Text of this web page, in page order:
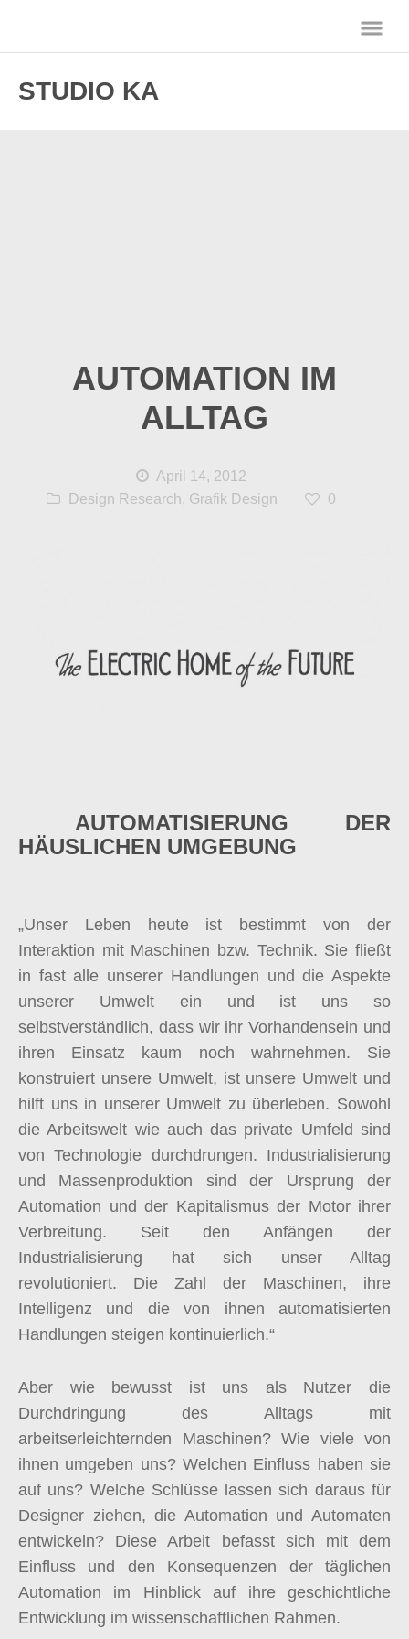
STUDIO KA
AUTOMATION IM
ALLTAG
April 14, 2012
Design Research, Grafik Design 0
AUTOMATISIERUNG DER
HÄUSLICHEN UMGEBUNG
„Unser Leben heute ist bestimmt von der
Interaktion mit Maschinen bzw. Technik. Sie fließt
in fast alle unserer Handlungen und die Aspekte
unserer Umwelt ein und ist uns so
selbstverständlich, dass wir ihr Vorhandensein und
ihren Einsatz kaum noch wahrnehmen. Sie
konstruiert unsere Umwelt, ist unsere Umwelt und
hilft uns in unserer Umwelt zu überleben. Sowohl
die Arbeitswelt wie auch das private Umfeld sind
von Technologie durchdrungen. Industrialisierung
und Massenproduktion sind der Ursprung der
Automation und der Kapitalismus der Motor ihrer
Verbreitung. Seit den Anfängen der
Industrialisierung hat sich unser Alltag
revolutioniert. Die Zahl der Maschinen, ihre
Intelligenz und die von ihnen automatisierten
Handlungen steigen kontinuierlich.“
Aber wie bewusst ist uns als Nutzer die
Durchdringung des Alltags mit
arbeitserleichternden Maschinen? Wie viele von
ihnen umgeben uns? Welchen Einfluss haben sie
auf uns? Welche Schlüsse lassen sich daraus für
Designer ziehen, die Automation und Automaten
entwickeln? Diese Arbeit befasst sich mit dem
Einfluss und den Konsequenzen der täglichen
Automation im Hinblick auf ihre geschichtliche
Entwicklung im wissenschaftlichen Rahmen.